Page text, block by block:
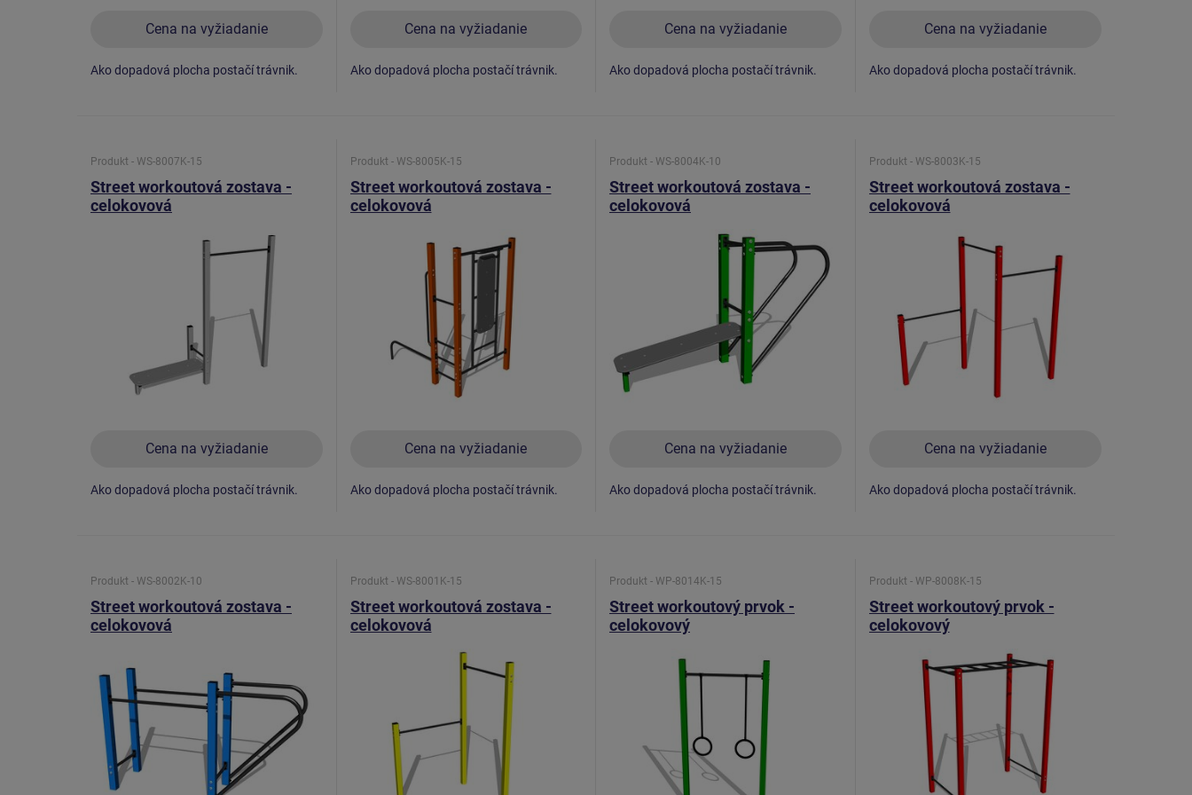
Cena na vyžiadanie
Ako dopadová plocha postačí trávnik.
Cena na vyžiadanie
Ako dopadová plocha postačí trávnik.
Cena na vyžiadanie
Ako dopadová plocha postačí trávnik.
Cena na vyžiadanie
Ako dopadová plocha postačí trávnik.
Produkt - WS-8007K-15
Street workoutová zostava -
celokovová
Cena na vyžiadanie
Ako dopadová plocha postačí trávnik.
Produkt - WS-8005K-15
Street workoutová zostava -
celokovová
Cena na vyžiadanie
Ako dopadová plocha postačí trávnik.
Produkt - WS-8004K-10
Street workoutová zostava -
celokovová
Cena na vyžiadanie
Ako dopadová plocha postačí trávnik.
Produkt - WS-8003K-15
Street workoutová zostava -
celokovová
Cena na vyžiadanie
Ako dopadová plocha postačí trávnik.
Produkt - WS-8002K-10
Street workoutová zostava -
celokovová
Produkt - WS-8001K-15
Street workoutová zostava -
celokovová
Produkt - WP-8014K-15
Street workoutový prvok -
celokovový
Produkt - WP-8008K-15
Street workoutový prvok -
celokovový